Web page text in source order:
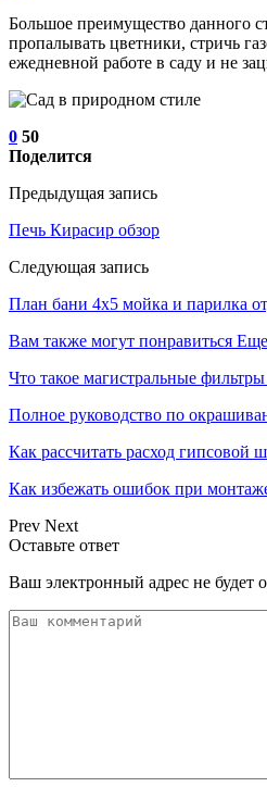
Большое преимущество данного
пропалывать цветники, стричь
ежедневной работе в саду и не
0 50
Поделится
Предыдущая запись
Печь Кирасир обзор
Следующая запись
План бани 4х5 мойка и парилка
Вам также могут понравиться Еще
Что такое магистральные
Полное руководство по
Как рассчитать расход гипсовой
Как избежать ошибок при
Prev Next
Оставьте ответ
Ваш электронный адрес не будет